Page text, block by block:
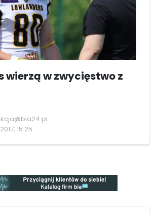
wierzą w zwycięstwo z
15:25